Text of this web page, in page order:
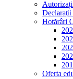
Declarații
Hotărâri
Oferta